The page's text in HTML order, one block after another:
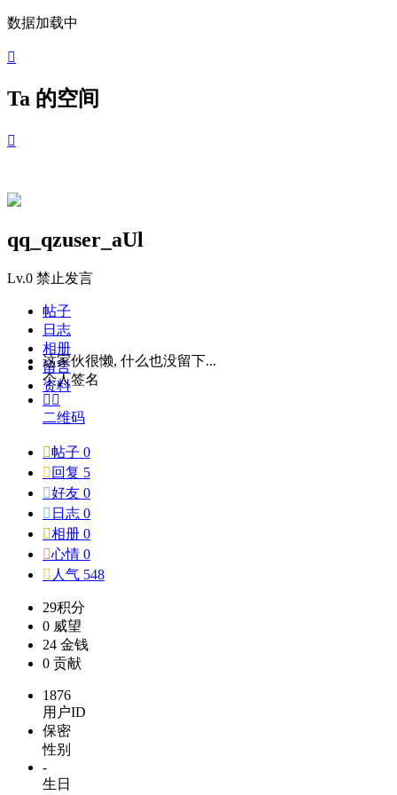
数据加载中

Ta 的空间

qq_qzuser_aUl
Lv.0 禁止发言
帖子
日志
相册
留言
资料
这家伙很懒, 什么也没留下...
个人签名
 
二维码
帖子 0
 回复 5
好友 0
 日志 0
相册 0
心情 0
 人气 548
29积分
0 威望
24 金钱
0 贡献
1876
用户ID
保密
性别
-
生日